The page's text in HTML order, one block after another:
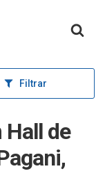
Filtrar
de